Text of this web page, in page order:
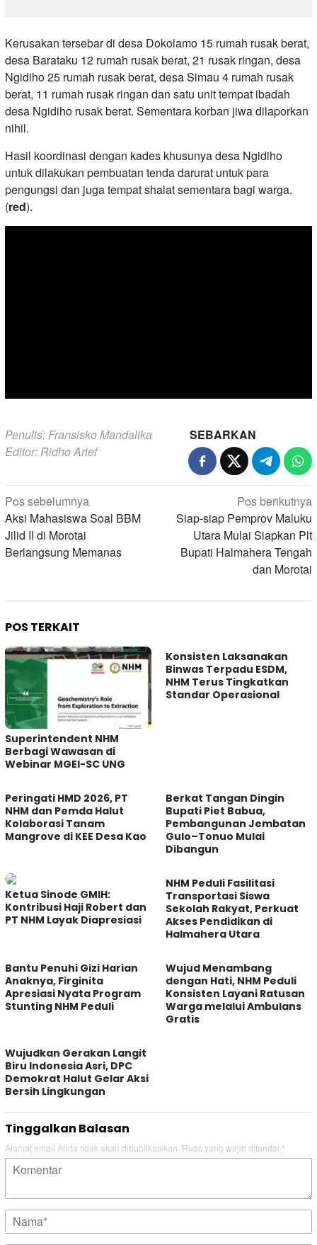
Kerusakan tersebar di desa Dokolamo 15 rumah rusak berat,
desa Barataku 12 rumah rusak berat, 21 rusak ringan, desa
Ngidiho 25 rumah rusak berat, desa Simau 4 rumah rusak
berat, 11 rumah rusak ringan dan satu unit tempat ibadah
desa Ngidiho rusak berat. Sementara korban jiwa dilaporkan
nihil.
Hasil koordinasi dengan kades khusunya desa Ngidiho
untuk dilakukan pembuatan tenda darurat untuk para
pengungsi dan juga tempat shalat sementara bagi warga.
(red).
Penulis: Fransisko Mandalika
Editor: Ridho Arief
SEBARKAN
Navigasi
pos
Pos sebelumnya
Aksi Mahasiswa Soal BBM
Jilid II di Morotai
Berlangsung Memanas
Pos berikutnya
Siap-siap Pemprov Maluku
Utara Mulai Siapkan Plt
Bupati Halmahera Tengah
dan Morotai
POS TERKAIT
Superintendent NHM
Berbagi Wawasan di
Webinar MGEI-SC UNG
Konsisten Laksanakan
Binwas Terpadu ESDM,
NHM Terus Tingkatkan
Standar Operasional
Peringati HMD 2026, PT
NHM dan Pemda Halut
Kolaborasi Tanam
Mangrove di KEE Desa Kao
Berkat Tangan Dingin
Bupati Piet Babua,
Pembangunan Jembatan
Gulo–Tonuo Mulai
Dibangun
Ketua Sinode GMIH:
Kontribusi Haji Robert dan
PT NHM Layak Diapresiasi
NHM Peduli Fasilitasi
Transportasi Siswa
Sekolah Rakyat, Perkuat
Akses Pendidikan di
Halmahera Utara
Bantu Penuhi Gizi Harian
Anaknya, Firginita
Apresiasi Nyata Program
Stunting NHM Peduli
Wujud Menambang
dengan Hati, NHM Peduli
Konsisten Layani Ratusan
Warga melalui Ambulans
Gratis
Wujudkan Gerakan Langit
Biru Indonesia Asri, DPC
Demokrat Halut Gelar Aksi
Bersih Lingkungan
Tinggalkan Balasan
Alamat email Anda tidak akan dipublikasikan. Ruas yang wajib ditandai *